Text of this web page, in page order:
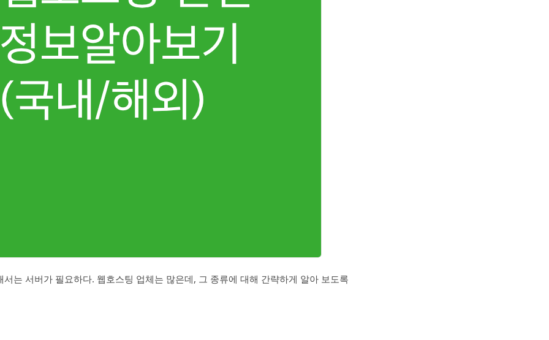
서는 서버가 필요하다. 웹호스팅 업체는 많은데, 그 종류에 대해 간략하게 알아 보도록